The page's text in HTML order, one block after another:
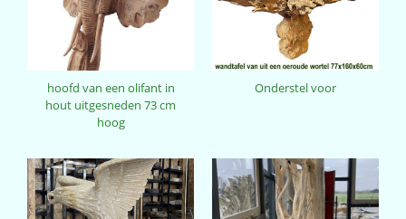
hoofd van een olifant in
hout uitgesneden 73 cm
hoog
Onderstel voor